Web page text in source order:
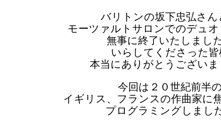
バリトンの坂下忠弘さん
モーツァルトサロンでのデュ
無事に終了いたしまし
いらしてくださった皆
本当にありがとうござい
今回は２０世紀前半
イギリス、フランスの作曲家に
プログラミングしまし